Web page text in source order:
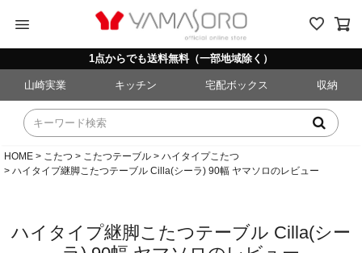
menu
1点からでも送料無料（一部地域除く）
山崎実業 キッチン 宅配ボックス 収納
HOME こたつ こたつテーブル
ハイタイプこたつ
ハイタイプ継脚こたつテーブル Cilla(シーラ) 90幅 ヤマソロのレビュー
ハイタイプ継脚こたつテーブル Cilla(シー